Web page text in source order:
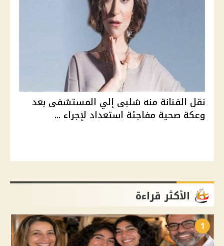
نقل الفنانة منه شلبى إلي المستشفى بعد
وعكة صحية مفاجئة استعداد لإجراء ...
الأكثر قراءة
1